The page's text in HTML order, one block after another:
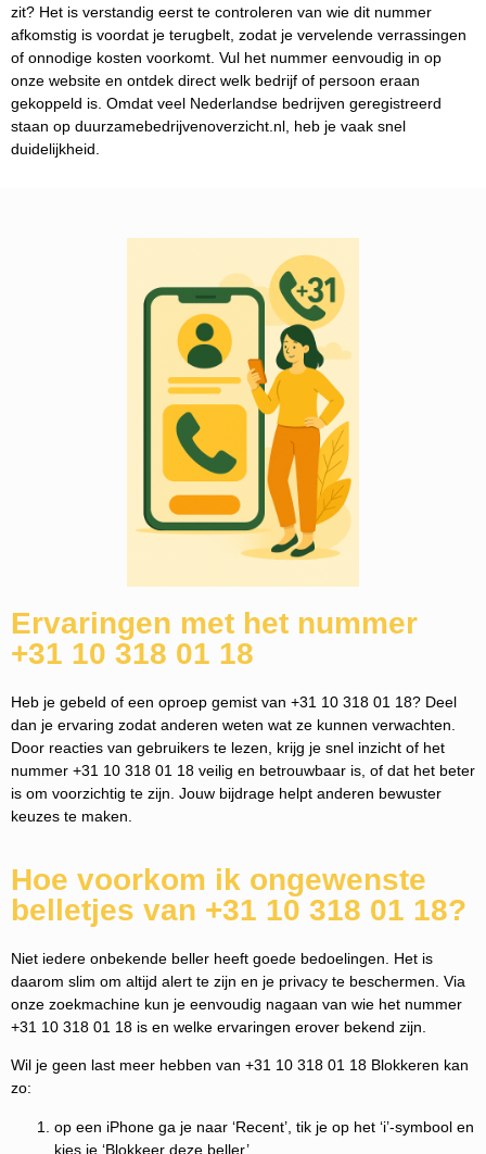
zit? Het is verstandig eerst te controleren van wie dit nummer
afkomstig is voordat je terugbelt, zodat je vervelende verrassingen
of onnodige kosten voorkomt. Vul het nummer eenvoudig in op
onze website en ontdek direct welk bedrijf of persoon eraan
gekoppeld is. Omdat veel Nederlandse bedrijven geregistreerd
staan op duurzamebedrijvenoverzicht.nl, heb je vaak snel
duidelijkheid.
Ervaringen met het nummer
+31 10 318 01 18
Heb je gebeld of een oproep gemist van +31 10 318 01 18? Deel
dan je ervaring zodat anderen weten wat ze kunnen verwachten.
Door reacties van gebruikers te lezen, krijg je snel inzicht of het
nummer +31 10 318 01 18 veilig en betrouwbaar is, of dat het beter
is om voorzichtig te zijn. Jouw bijdrage helpt anderen bewuster
keuzes te maken.
Hoe voorkom ik ongewenste
belletjes van +31 10 318 01 18?
Niet iedere onbekende beller heeft goede bedoelingen. Het is
daarom slim om altijd alert te zijn en je privacy te beschermen. Via
onze zoekmachine kun je eenvoudig nagaan van wie het nummer
+31 10 318 01 18 is en welke ervaringen erover bekend zijn.
Wil je geen last meer hebben van +31 10 318 01 18 Blokkeren kan
zo:
op een iPhone ga je naar ‘Recent’, tik je op het ‘i’-symbool en
kies je ‘Blokkeer deze beller’.